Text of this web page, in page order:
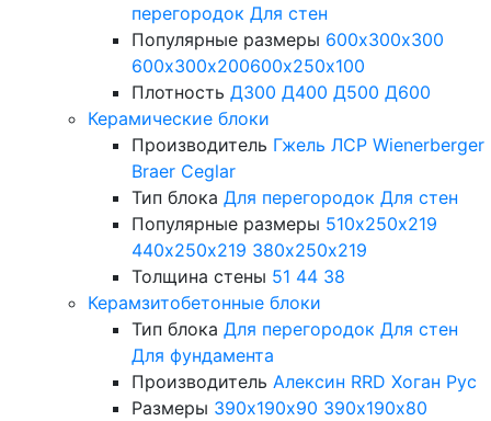
перегородок Для стен
Популярные размеры 600х300х300
600х300х200600х250х100
Плотность Д300 Д400 Д500 Д600
Керамические блоки
Производитель Гжель ЛСР Wienerberger
Braer Ceglar
Тип блока Для перегородок Для стен
Популярные размеры 510х250х219
440х250х219 380х250х219
Толщина стены 51 44 38
Керамзитобетонные блоки
Тип блока Для перегородок Для стен
Для фундамента
Производитель Алексин RRD Хоган Рус
Размеры 390х190х90 390х190х80